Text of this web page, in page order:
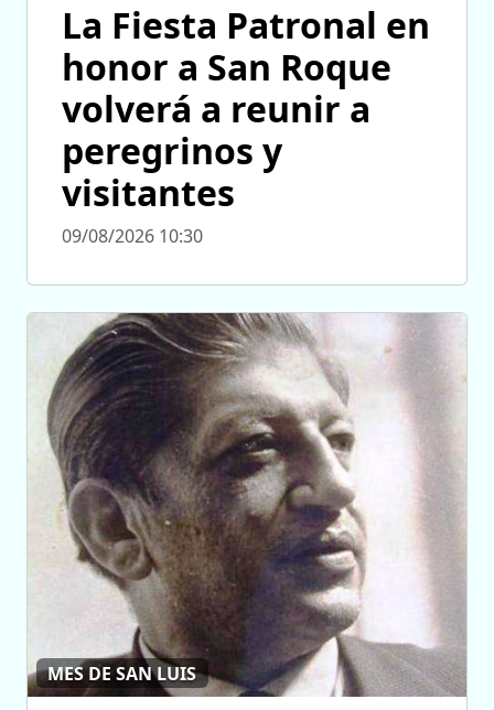
La Fiesta Patronal en
honor a San Roque
volverá a reunir a
peregrinos y
visitantes
09/08/2026 10:30
MES DE SAN LUIS